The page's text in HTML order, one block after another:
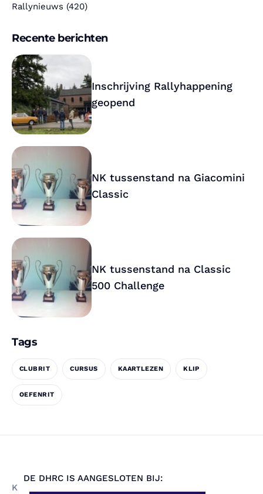
Rallynieuws (420)
Recente berichten
Inschrijving Rallyhappening
geopend
NK tussenstand na Giacomini
Classic
NK tussenstand na Classic
500 Challenge
Tags
CLUBRIT CURSUS KAARTLEZEN KLIP
OEFENRIT
K
DE DHRC IS AANGESLOTEN BIJ: